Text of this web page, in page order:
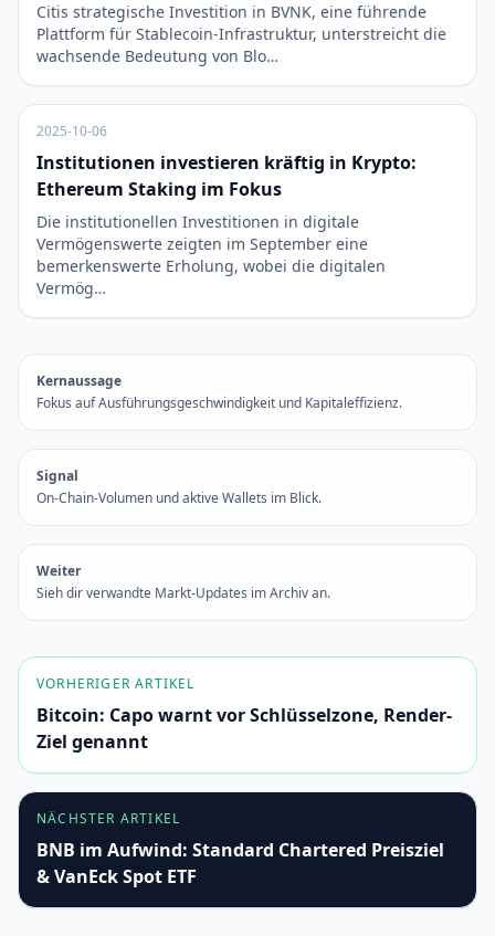
Citis strategische Investition in BVNK, eine führende
Plattform für Stablecoin-Infrastruktur, unterstreicht die
wachsende Bedeutung von Blo…
2025-10-06
Institutionen investieren kräftig in Krypto:
Ethereum Staking im Fokus
Die institutionellen Investitionen in digitale
Vermögenswerte zeigten im September eine
bemerkenswerte Erholung, wobei die digitalen
Vermög…
Kernaussage
Fokus auf Ausführungsgeschwindigkeit und Kapitaleffizienz.
Signal
On-Chain-Volumen und aktive Wallets im Blick.
Weiter
Sieh dir verwandte Markt-Updates im Archiv an.
VORHERIGER ARTIKEL
Bitcoin: Capo warnt vor Schlüsselzone, Render-
Ziel genannt
NÄCHSTER ARTIKEL
BNB im Aufwind: Standard Chartered Preisziel
& VanEck Spot ETF